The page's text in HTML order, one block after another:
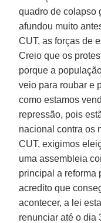
quadro de colapso
afundou muito
CUT, as forças de
Creio que os
porque a
veio para roubar e
como estamos
repressão, pois
nacional contra os
CUT, exigimos
uma assembleia
principal a reforma
acredito que
acontecer, a lei
renunciar até o dia